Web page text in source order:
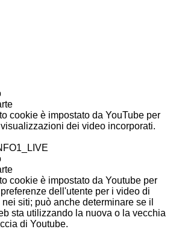
cookie è impostato da YouTube per
dei video incorporati.
cookie è impostato da Youtube per
dell'utente per i video di
siti; può anche determinare se il
sta utilizzando la nuova o la vecchia
di Youtube.